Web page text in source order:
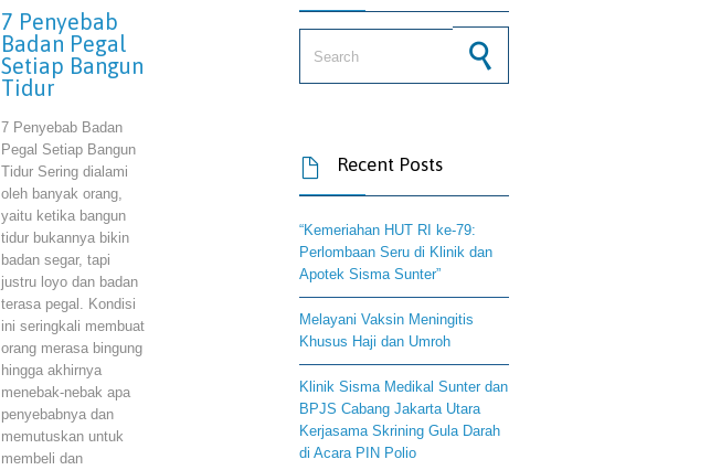
7 Penyebab
Badan Pegal
Setiap Bangun
Tidur
7 Penyebab Badan
Pegal Setiap Bangun
Tidur Sering dialami
oleh banyak orang,
yaitu ketika bangun
tidur bukannya bikin
badan segar, tapi
justru loyo dan badan
terasa pegal. Kondisi
ini seringkali membuat
orang merasa bingung
hingga akhirnya
menebak-nebak apa
penyebabnya dan
memutuskan untuk
membeli dan
 Recent Posts
“Kemeriahan HUT RI ke-79:
Perlombaan Seru di Klinik dan
Apotek Sisma Sunter”
Melayani Vaksin Meningitis
Khusus Haji dan Umroh
Klinik Sisma Medikal Sunter dan
BPJS Cabang Jakarta Utara
Kerjasama Skrining Gula Darah
di Acara PIN Polio